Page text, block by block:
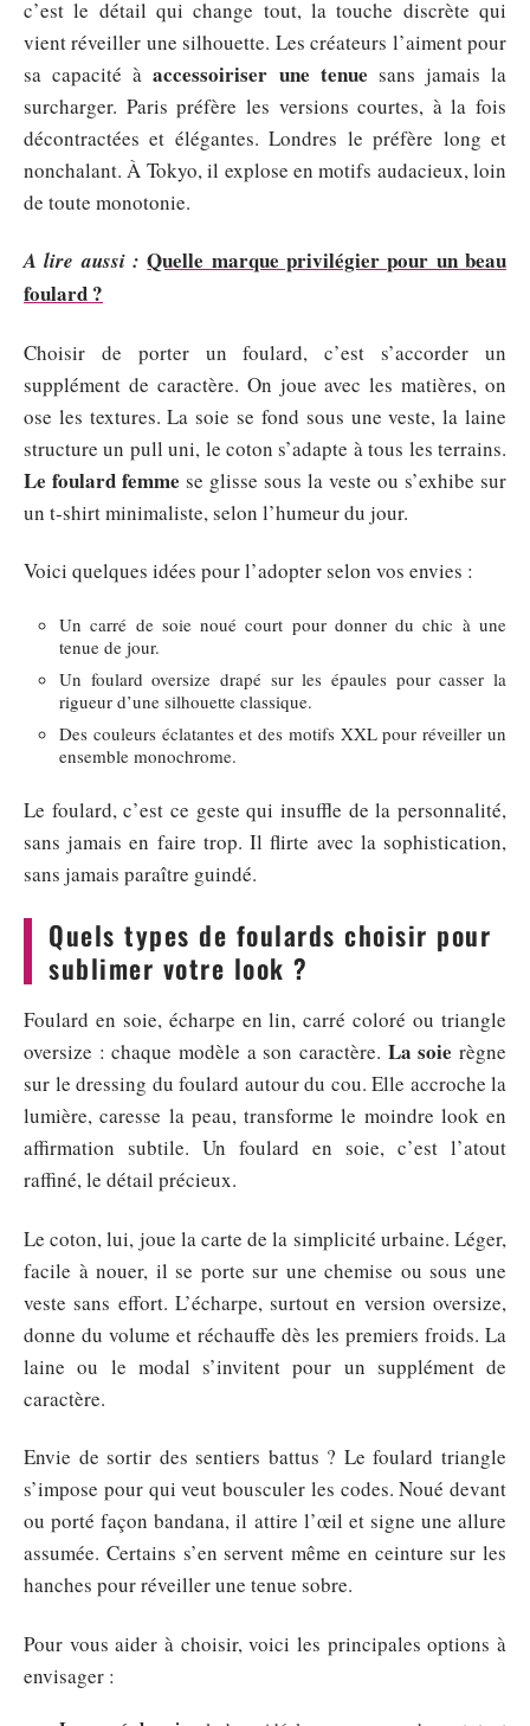
c’est le détail qui change tout, la touche discrète qui
vient réveiller une silhouette. Les créateurs l’aiment pour
sa capacité àaccessoiriser une tenue sans jamais la
surcharger. Paris préfère les versions courtes, à la fois
décontractées et élégantes. Londres le préfère long et
nonchalant. À Tokyo, il explose en motifs audacieux, loin
de toute monotonie.
A lire aussi : Quelle marque privilégier pour un beau
foulard ?
Choisir de porter un foulard, c’est s’accorder un
supplément de caractère. On joue avec les matières, on
ose les textures. La soie se fond sous une veste, la laine
structure un pull uni, le coton s’adapte à tous les terrains.
Le foulard femme se glisse sous la veste ou s’exhibe sur
un t-shirt minimaliste, selon l’humeur du jour.
Voici quelques idées pour l’adopter selon vos envies :
Un carré de soie noué court pour donner du chic à une
tenue de jour.
Un foulard oversize drapé sur les épaules pour casser la
rigueur d’une silhouette classique.
Des couleurs éclatantes et des motifs XXL pour réveiller un
ensemble monochrome.
Le foulard, c’est ce geste qui insuffle de la personnalité,
sans jamais en faire trop. Il flirte avec la sophistication,
sans jamais paraître guindé.
Quels types de foulards choisir pour
sublimer votre look ?
Foulard en soie, écharpe en lin, carré coloré ou triangle
oversize : chaque modèle a son caractère. La soie règne
sur le dressing du foulard autour du cou. Elle accroche la
lumière, caresse la peau, transforme le moindre look en
affirmation subtile. Un foulard en soie, c’est l’atout
raffiné, le détail précieux.
Le coton, lui, joue la carte de la simplicité urbaine. Léger,
facile à nouer, il se porte sur une chemise ou sous une
veste sans effort. L’écharpe, surtout en version oversize,
donne du volume et réchauffe dès les premiers froids. La
laine ou le modal s’invitent pour un supplément de
caractère.
Envie de sortir des sentiers battus ? Le foulard triangle
s’impose pour qui veut bousculer les codes. Noué devant
ou porté façon bandana, il attire l’œil et signe une allure
assumée. Certains s’en servent même en ceinture sur les
hanches pour réveiller une tenue sobre.
Pour vous aider à choisir, voici les principales options à
envisager :